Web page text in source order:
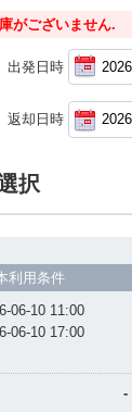
がございません.
出発日時
返却日時
択
利用条件
06-10 11:00
06-10 17:00
-